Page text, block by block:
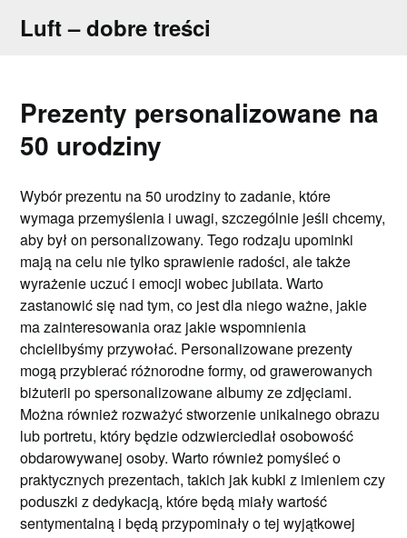
Luft – dobre treści
Prezenty personalizowane na
50 urodziny
Wybór prezentu na 50 urodziny to zadanie, które
wymaga przemyślenia i uwagi, szczególnie jeśli chcemy,
aby był on personalizowany. Tego rodzaju upominki
mają na celu nie tylko sprawienie radości, ale także
wyrażenie uczuć i emocji wobec jubilata. Warto
zastanowić się nad tym, co jest dla niego ważne, jakie
ma zainteresowania oraz jakie wspomnienia
chcielibyśmy przywołać. Personalizowane prezenty
mogą przybierać różnorodne formy, od grawerowanych
biżuterii po spersonalizowane albumy ze zdjęciami.
Można również rozważyć stworzenie unikalnego obrazu
lub portretu, który będzie odzwierciedlał osobowość
obdarowywanej osoby. Warto również pomyśleć o
praktycznych prezentach, takich jak kubki z imieniem czy
poduszki z dedykacją, które będą miały wartość
sentymentalną i będą przypominały o tej wyjątkowej